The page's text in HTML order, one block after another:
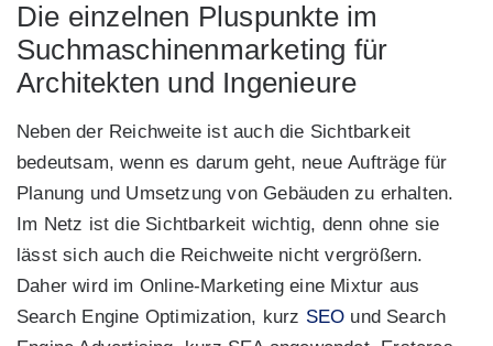
Die einzelnen Pluspunkte im
Suchmaschinenmarketing für
Architekten und Ingenieure
Neben der Reichweite ist auch die Sichtbarkeit
bedeutsam, wenn es darum geht, neue Aufträge für
Planung und Umsetzung von Gebäuden zu erhalten.
Im Netz ist die Sichtbarkeit wichtig, denn ohne sie
lässt sich auch die Reichweite nicht vergrößern.
Daher wird im Online-Marketing eine Mixtur aus
Search Engine Optimization, kurz SEO und Search